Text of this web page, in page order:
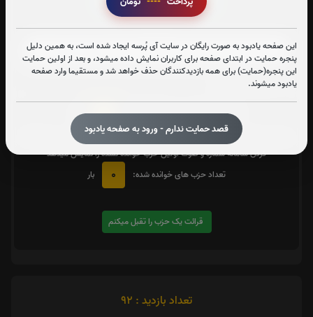
این صفحه یادبود به صورت رایگان در سایت آی پُرسه ایجاد شده است، به همین دلیل
پنجره حمایت در ابتدای صفحه برای کاربران نمایش داده میشود، و بعد از اولین حمایت
این پنجره(حمایت) برای همه بازدیدکنندگان حذف خواهد شد و مستقیما وارد صفحه
یادبود میشوند.
قصد حمایت ندارم - ورود به صفحه یادبود
زیارت شهدا
متن زیارت شهدا
تعداد دفعات ختم کل قرآن: 0 بار
در صورت تمایل با کلیک بر روی دکمه زیر قرائت یک حزبرا تقبل کنید. بعد از کلیک
کردن سامانه شماره و صوت اولین حزب خوانده نشده را نمایش میدهد
تعداد حزب های خوانده شده:
0 بار
قرائت یک حزب را تقبل میکنم
تعداد بازدید : 92